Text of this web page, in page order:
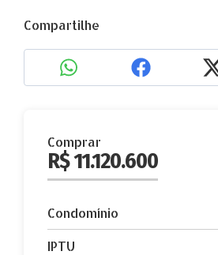
Compartilhe
Comprar
R$ 11.120.600
Condomínio
IPTU